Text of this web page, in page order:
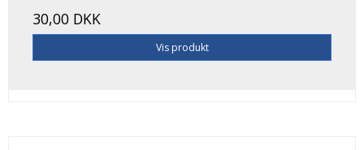
30,00 DKK
Vis produkt